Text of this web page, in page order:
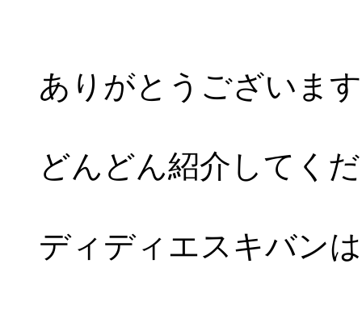
ありがとうございま
どんどん紹介してく
ディディエスキバン